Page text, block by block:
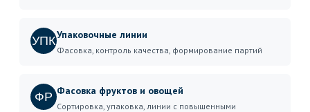
УПКУпаковочные линии
Фасовка, контроль качества, формирование партий
ФР Фасовка фруктов и овощей
Сортировка, упаковка, линии с повышенными